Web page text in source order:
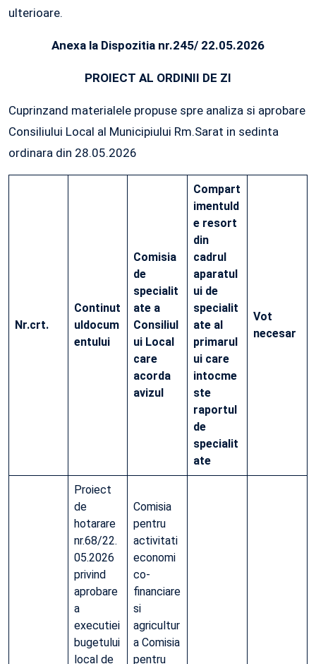
ulterioare.
Anexa la Dispozitia nr.245/ 22.05.2026
PROIECT AL ORDINII DE ZI
Cuprinzand materialele propuse spre analiza si aprobare
Consiliului Local al Municipiului Rm.Sarat in sedinta
ordinara din 28.05.2026
Nr.crt.
Continut
uldocum
entului
Comisia
de
specialit
ate a
Consiliul
ui Local
care
acorda
avizul
Compart
imentuld
e resort
din
cadrul
aparatul
ui de
specialit
ate al
primarul
ui care
intocme
ste
raportul
de
specialit
ate
Vot
necesar
Proiect
de
hotarare
nr.68/22.
05.2026
privind
aprobare
a
executiei
bugetului
local de
Comisia
pentru
activitati
economi
co-
financiare
si
agricultur
a Comisia
pentru